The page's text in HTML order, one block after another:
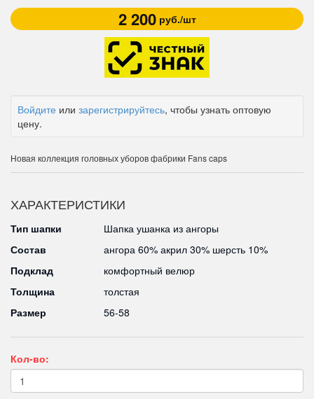
2 200руб./шт
Войдите или зарегистрируйтесь, чтобы узнать оптовую
цену.
Новая коллекция головных уборов фабрики Fans caps
ХАРАКТЕРИСТИКИ
Тип шапки
Шапка ушанка из ангоры
Состав
ангора 60% акрил 30% шерсть 10%
Подклад
комфортный велюр
Толщина
толстая
Размер
56-58
Кол-во: